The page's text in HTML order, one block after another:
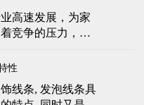
高速发展，为家
竞争的压力，现
装简便等特点，
性
线条, 发泡线条具